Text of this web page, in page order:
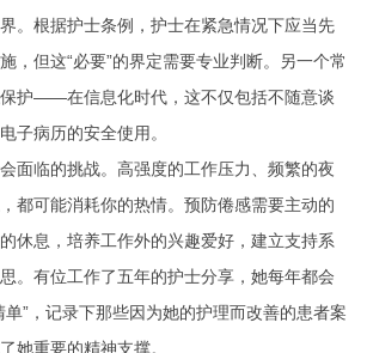
。根据护士条例，护士在紧急情况下应当先
，但这“必要”的界定需要专业判断。另一个常
保护——在信息化时代，这不仅包括不随意谈
子病历的安全使用。
面临的挑战。高强度的工作压力、频繁的夜
都可能消耗你的热情。预防倦感需要主动的
休息，培养工作外的兴趣爱好，建立支持系
。有位工作了五年的护士分享，她每年都会
单”，记录下那些因为她的护理而改善的患者案
她重要的精神支撑。